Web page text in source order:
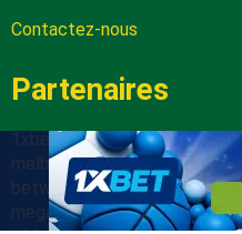
Contactez-nous
Partenaires
1xbetapk.africafoot.com
melbet.africafoot.com
betwinnerapp.africafoot.com
megapari.africafoot.com